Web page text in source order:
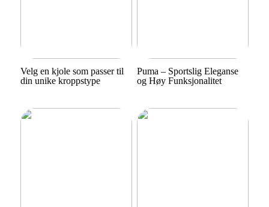
Velg en kjole som passer til
din unike kroppstype
Puma – Sportslig Eleganse
og Høy Funksjonalitet